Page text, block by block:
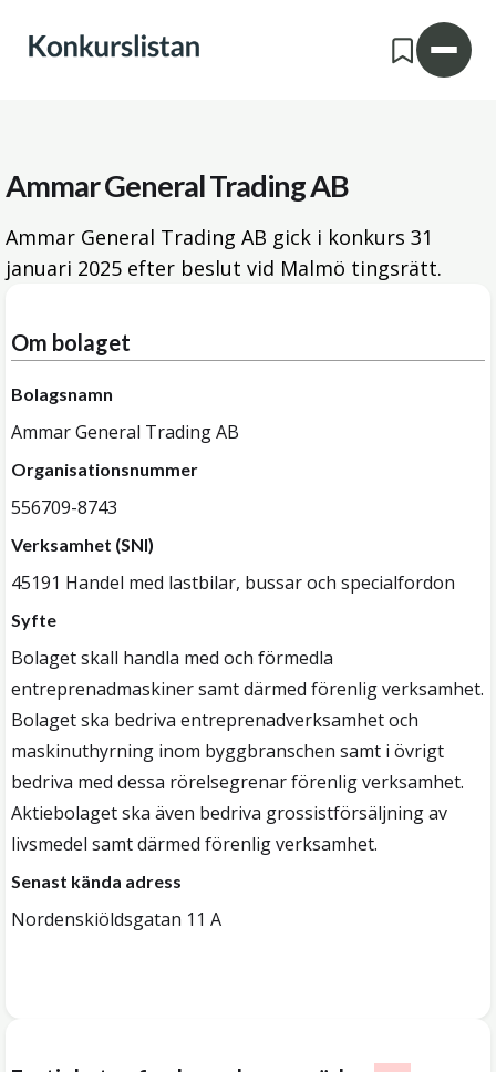
Ammar General Trading AB
Ammar General Trading AB gick i konkurs 31
januari 2025 efter beslut vid Malmö tingsrätt.
Om bolaget
Bolagsnamn
Ammar General Trading AB
Organisationsnummer
556709-8743
Verksamhet (SNI)
45191 Handel med lastbilar, bussar och specialfordon
Syfte
Bolaget skall handla med och förmedla
entreprenadmaskiner samt därmed förenlig verksamhet.
Bolaget ska bedriva entreprenadverksamhet och
maskinuthyrning inom byggbranschen samt i övrigt
bedriva med dessa rörelsegrenar förenlig verksamhet.
Aktiebolaget ska även bedriva grossistförsäljning av
livsmedel samt därmed förenlig verksamhet.
Senast kända adress
Nordenskiöldsgatan 11 A